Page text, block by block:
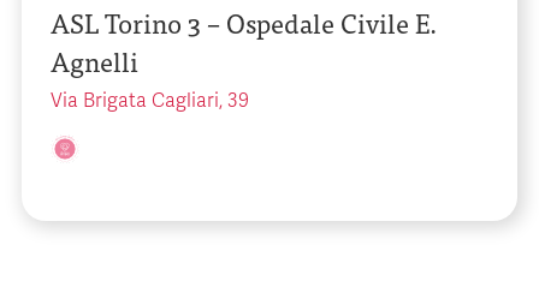
ASL Torino 3 – Ospedale Civile E.
Agnelli
Via Brigata Cagliari, 39